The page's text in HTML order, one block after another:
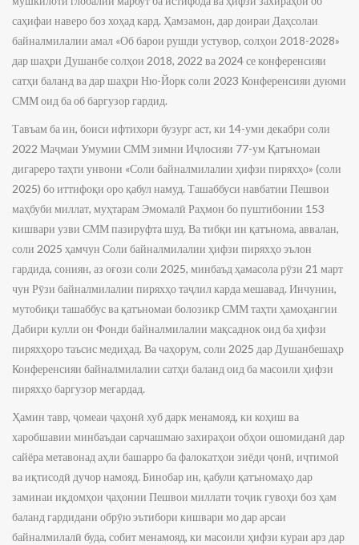
саҳифаи наверо боз хоҳад кард. Ҳамзамон, дар доираи Даҳсолаи
байналмилалии амал «Об барои рушди устувор, солҳои 2018-2028»
дар шаҳри Душанбе солҳои 2018, 2022 ва 2024 се конференсияи
сатҳи баланд ва дар шаҳри Ню-Йорк соли 2023 Конференсияи дуюми
СММ оид ба об баргузор гардид.
Тавъам ба ин, боиси ифтихори бузург аст, ки 14-уми декабри соли
2022 Маҷмаи Умумии СММ зимни Иҷлосияи 77-ум Қатъно­маи
дигареро таҳти унвони «Соли байналмилалии ҳифзи пиряхҳо» (соли
2025) бо иттифоқи оро қабул намуд. Ташаббуси навбатии Пешвои
маҳбуби миллат, муҳтарам Эмомалӣ Раҳмон бо пуштибонии 153
кишвари узви СММ пазируфта шуд. Ва тибқи ин қатънома, аввалан,
соли 2025 ҳамчун Соли байналмилалии ҳифзи пиряхҳо эълон
гардида, сониян, аз оғози соли 2025, минбаъд ҳамасола рӯзи 21 март
чун Рӯзи байналмилалии пиряхҳо таҷлил карда мешавад. Инчунин,
мутобиқи ташаббус ва қатъномаи болозикр СММ таҳти ҳамоҳангии
Дабири кулли он Фонди байналмилалии мақсаднок оид ба ҳифзи
пиряхҳоро таъсис меди­ҳад. Ва чаҳорум, соли 2025 дар Душанбешаҳр
Конференсияи байналмилалии сатҳи баланд оид ба масоили ҳифзи
пиряхҳо баргузор мегардад.
Ҳамин тавр, ҷомеаи ҷаҳонӣ хуб дарк менамояд, ки коҳиш ва
харобшавии минбаъдаи сарчашмаю захираҳои обҳои ошомиданӣ дар
сайёра метавонад аҳли башарро ба фалокатҳои зиёди ҷо­нӣ, иҷтимоӣ
ва иқтисодӣ дучор намояд. Бинобар ин, қабули қатъномаҳо дар
заминаи иқдом­ҳои ҷаҳонии Пешвои миллати тоҷик гувоҳи боз ҳам
баланд гардидани обрӯю эътибори кишвари мо дар арсаи
байналмилалӣ буда, собит менамояд, ки масоили ҳифзи кураи арз дар